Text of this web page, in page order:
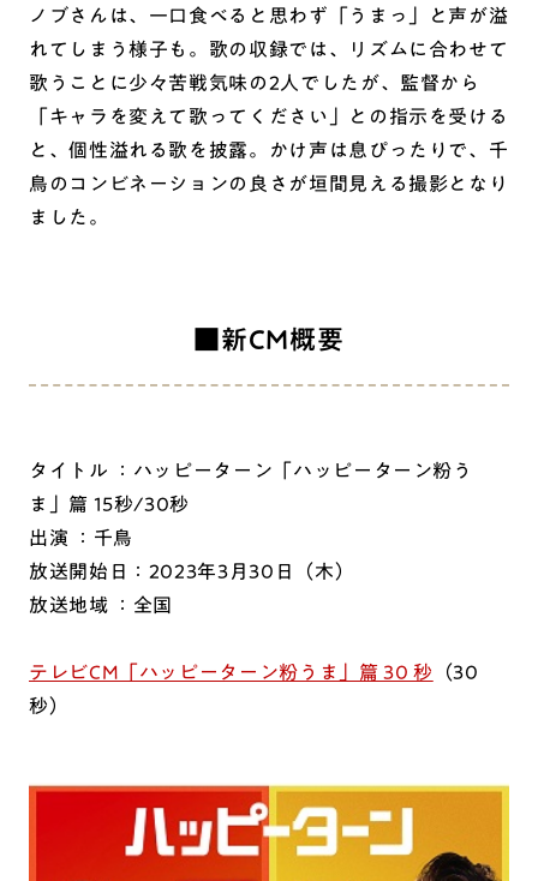
ノブさんは、一口食べると思わず「うまっ」と声が溢
れてしまう様子も。歌の収録では、リズムに合わせて
歌うことに少々苦戦気味の2人でしたが、監督から
「キャラを変えて歌ってください」との指示を受ける
と、個性溢れる歌を披露。かけ声は息ぴったりで、千
鳥のコンビネーションの良さが垣間見える撮影となり
ました。
■新CM概要
タイトル ：ハッピーターン「ハッピーターン粉う
ま」篇 15秒/30秒
出演 ：千鳥
放送開始日：2023年3月30日（木）
放送地域 ：全国
テレビCM「ハッピーターン粉うま」篇 30 秒
（30
秒）